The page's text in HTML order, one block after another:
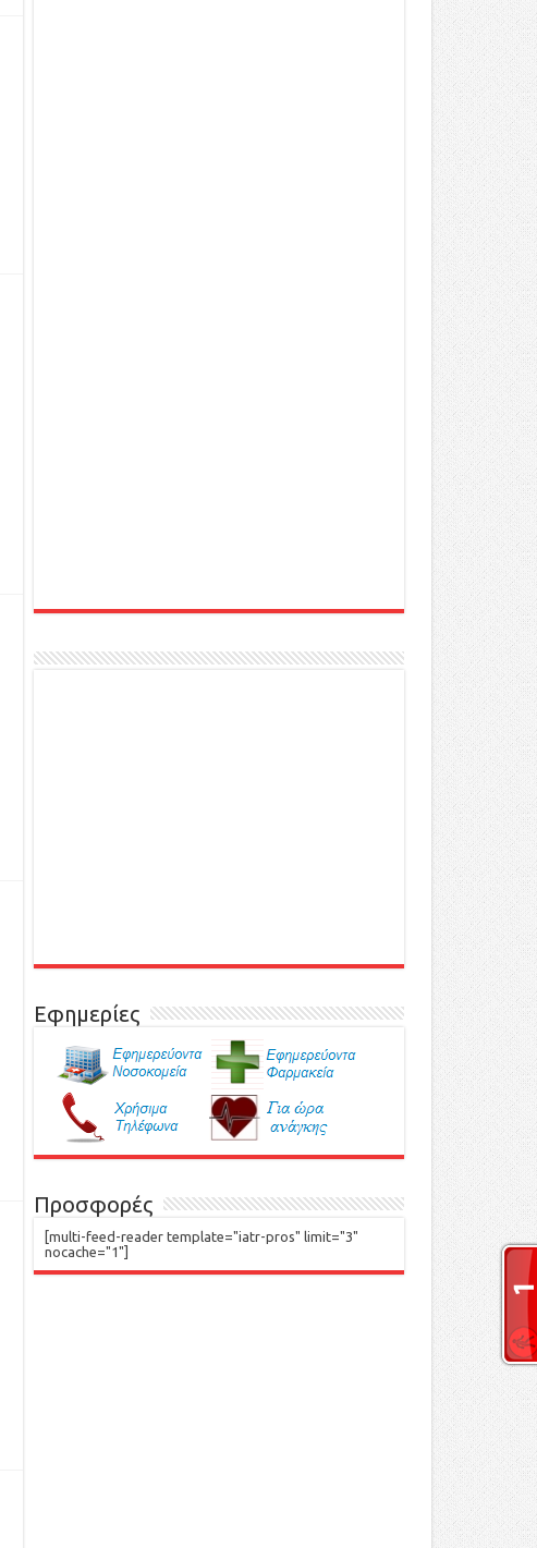
Εφημερίες
Προσφορές
[multi-feed-reader template="iatr-pros" limit="3"
nocache="1"]